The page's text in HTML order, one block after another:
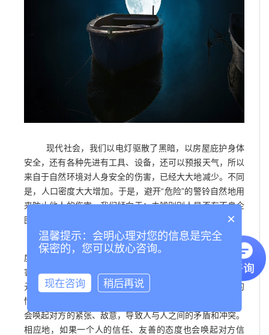
现代社会，我们以电灯驱散了黑暗，以房屋庇护身体
安全，还有各种先进有工具、设备，还可以预报天气，所以
来自于自然环境对人身安全的伤害，已经大大地减少。不同
是，人口密度大大增加。于是，避开“危险”的警铃自然地用
来防止他人的伤害。我们倾向于：去辨别别人是否有不良企
图；去记住不愉快的感觉；去准备时刻进入防御或战斗……
可是，在人与人之间的关系中，这种防御攻击型的态
度本身就导致人与人之间的矛盾、冲突，常常对他人导致伤
害。因为，我们人类的大脑有一种神经细胞，叫镜像神经
元，它的功能是：一个人的情绪状态会唤起交流对方相应的
情绪状态，就像照镜子一样。比如，一个人的紧张、敌意，
会唤起对方的紧张、敌意，导致人与人之间的矛盾和冲突。
相应地，如果一个人的信任、友善的态度也会唤起对方信
×
温馨提示：会明心理对您的信息是完全
保密的，您可以放心咨询。
现在咨询 稍后再说